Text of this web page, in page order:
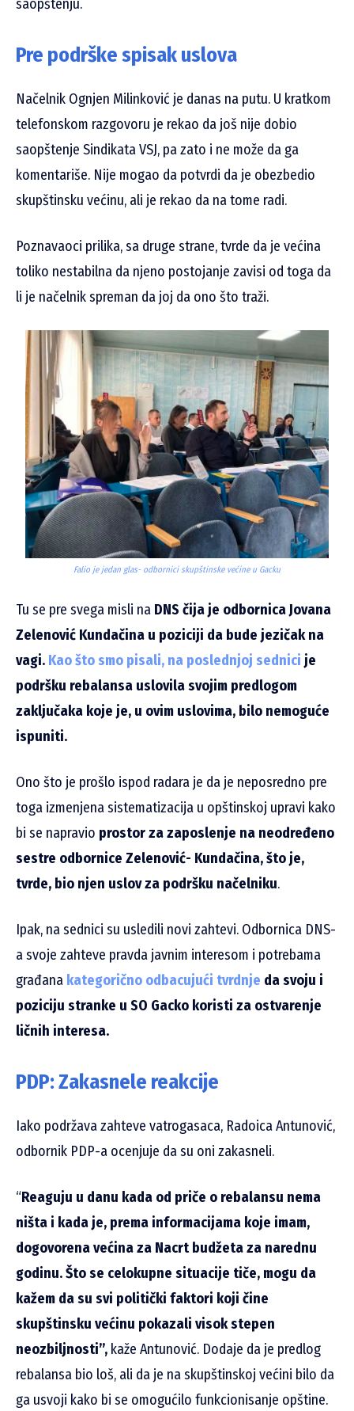
saopštenju.
Pre podrške spisak uslova
Načelnik Ognjen Milinković je danas na putu. U kratkom
telefonskom razgovoru je rekao da još nije dobio
saopštenje Sindikata VSJ, pa zato i ne može da ga
komentariše. Nije mogao da potvrdi da je obezbedio
skupštinsku većinu, ali je rekao da na tome radi.
Poznavaoci prilika, sa druge strane, tvrde da je većina
toliko nestabilna da njeno postojanje zavisi od toga da
li je načelnik spreman da joj da ono što traži.
Falio je jedan glas- odbornici skupštinske većine u Gacku
Tu se pre svega misli na DNS čija je odbornica Jovana
Zelenović Kundačina u poziciji da bude jezičak na
vagi. Kao što smo pisali, na poslednjoj sednici je
podršku rebalansa uslovila svojim predlogom
zaključaka koje je, u ovim uslovima, bilo nemoguće
ispuniti.
Ono što je prošlo ispod radara je da je neposredno pre
toga izmenjena sistematizacija u opštinskoj upravi kako
bi se napravio prostor za zaposlenje na neodređeno
sestre odbornice Zelenović- Kundačina, što je,
tvrde, bio njen uslov za podršku načelniku.
Ipak, na sednici su usledili novi zahtevi. Odbornica DNS-
a svoje zahteve pravda javnim interesom i potrebama
građana kategorično odbacujući tvrdnje da svoju i
poziciju stranke u SO Gacko koristi za ostvarenje
ličnih interesa.
PDP: Zakasnele reakcije
Iako podržava zahteve vatrogasaca, Radoica Antunović,
odbornik PDP-a ocenjuje da su oni zakasneli.
“Reaguju u danu kada od priče o rebalansu nema
ništa i kada je, prema informacijama koje imam,
dogovorena većina za Nacrt budžeta za narednu
godinu. Što se celokupne situacije tiče, mogu da
kažem da su svi politički faktori koji čine
skupštinsku većinu pokazali visok stepen
neozbiljnosti”, kaže Antunović. Dodaje da je predlog
rebalansa bio loš, ali da je na skupštinskoj većini bilo da
ga usvoji kako bi se omogućilo funkcionisanje opštine.